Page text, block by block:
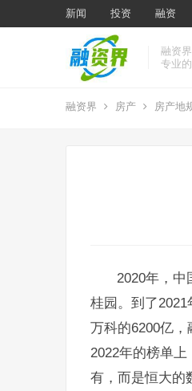
新闻 投资 融资
融资界
专业
融资界 房产 房产地
2020年，
桂园。到了2021
万科的6200亿，
2022年的榜单
有，而是恒大的